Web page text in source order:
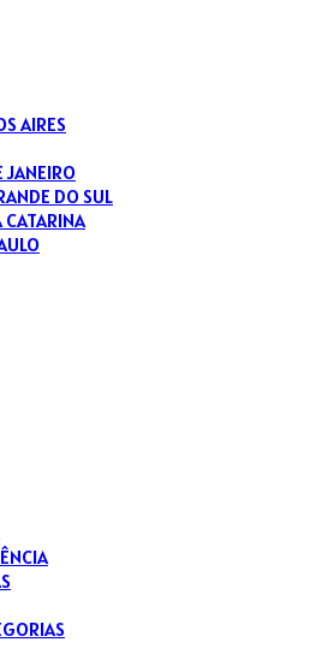
AIRES
JANEIRO
DO SUL
CATARINA